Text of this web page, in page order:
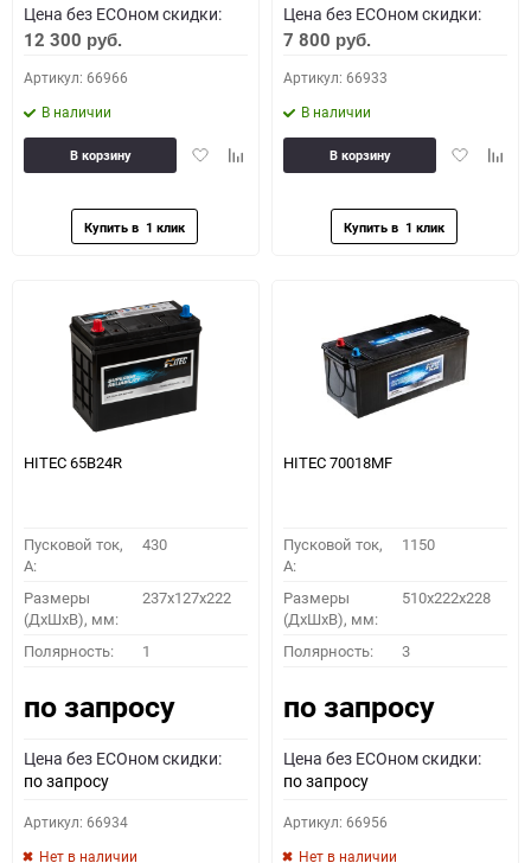
Цена без ECOном скидки:
12 300 руб.
Артикул: 66966
В наличии
ДобавитьДобавить
В корзину
Цена без ECOном скидки:
7 800 руб.
Артикул: 66933
В наличии
Добавить
В корзину
HITEC 65B24R
Пусковой ток,
A:
430
Размеры
(ДхШхВ), мм:
237x127x222
Полярность: 1
по запросу
Цена без ECOном скидки:
по запросу
Артикул: 66934
Нет в наличии
HITEC 70018MF
Пусковой ток,
A:
1150
Размеры
(ДхШхВ), мм:
510x222x228
Полярность: 3
по запросу
Цена без ECOном скидки:
по запросу
Артикул: 66956
Нет в наличии